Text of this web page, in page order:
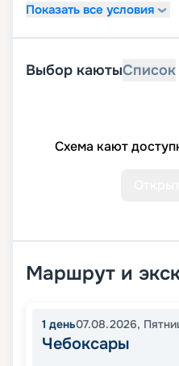
Показать все условия
Выбор каютыСписок
Схема кают
Маршрут и
1 день07.08.2026,
Чебоксары